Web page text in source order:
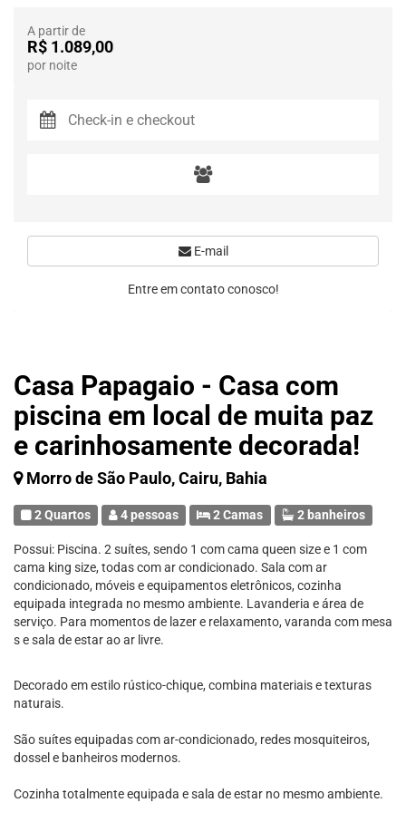
Casa Papagaio - Casa com
piscina em local de muita paz
e carinhosamente decorada!
Morro de São Paulo, Cairu, Bahia
2 Quartos 4 pessoas 2 Camas 2 banheiros
Possui: Piscina. 2 suítes, sendo 1 com cama queen size e 1 com
cama king size, todas com ar condicionado. Sala com ar
condicionado, móveis e equipamentos eletrônicos, cozinha
equipada integrada no mesmo ambiente. Lavanderia e área de
serviço. Para momentos de lazer e relaxamento, varanda com mesa
s e sala de estar ao ar livre.
Decorado em estilo rústico-chique, combina materiais e texturas
naturais.
São suítes equipadas com ar-condicionado, redes mosquiteiros,
dossel e banheiros modernos.
Cozinha totalmente equipada e sala de estar no mesmo ambiente.
A partir de
R$ 1.089,00
por noite
E-mail
Entre em contato conosco!